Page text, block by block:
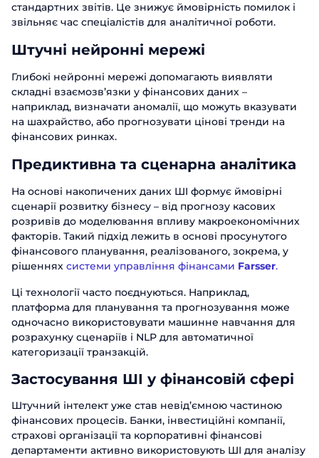
стандартних звітів. Це знижує ймовірність помилок і
звільняє час спеціалістів для аналітичної роботи.
Штучні нейронні мережі
Глибокі нейронні мережі допомагають виявляти
складні взаємозв’язки у фінансових даних –
наприклад, визначати аномалії, що можуть вказувати
на шахрайство, або прогнозувати цінові тренди на
фінансових ринках.
Предиктивна та сценарна аналітика
На основі накопичених даних ШІ формує ймовірні
сценарії розвитку бізнесу – від прогнозу касових
розривів до моделювання впливу макроекономічних
факторів. Такий підхід лежить в основі просунутого
фінансового планування, реалізованого, зокрема, у
рішеннях системи управління фінансами Farsser.
Ці технології часто поєднуються. Наприклад,
платформа для планування та прогнозування може
одночасно використовувати машинне навчання для
розрахунку сценаріїв і NLP для автоматичної
категоризації транзакцій.
Застосування ШІ у фінансовій сфері
Штучний інтелект уже став невід’ємною частиною
фінансових процесів. Банки, інвестиційні компанії,
страхові організації та корпоративні фінансові
департаменти активно використовують ШІ для аналізу